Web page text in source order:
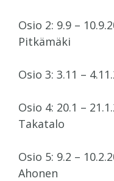
Osio 2: 9.9 –
Pitkämäki
Osio 3: 3.11 –
Osio 4: 20.1 –
Takatalo
Osio 5: 9.2 –
Ahonen